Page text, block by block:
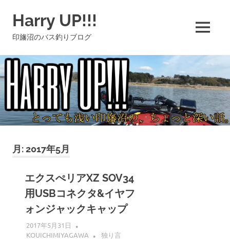
ツ
へ
ス
キ
ッ
プ
Harry UP!!!
印旛沼のバス釣りブログ MENU
月:2017年5月
エクスぺリアXZ SOV34
用USBコネクタ&イヤフ
ォンジャックキャップ
2017年5月31日
KOUICHIMIYAGAWA
独り言